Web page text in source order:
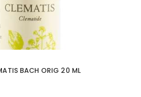
BACH ORIG 20 ML